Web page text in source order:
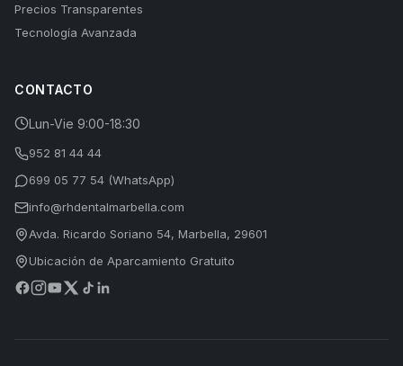
Precios Transparentes
Tecnología Avanzada
CONTACTO
Lun-Vie 9:00-18:30
952 81 44 44
699 05 77 54 (WhatsApp)
info@rhdentalmarbella.com
Avda. Ricardo Soriano 54, Marbella, 29601
Ubicación de Aparcamiento Gratuito